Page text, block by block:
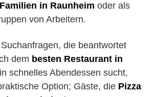
in Raunheim oder als
von Arbeitern.
die beantwortet
dem besten Restaurant in
schnelles Abendessen sucht,
Option; Gäste, die Pizza